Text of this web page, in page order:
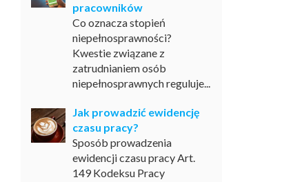
pracowników
Co oznacza stopień
niepełnosprawności?
Kwestie związane z
zatrudnianiem osób
niepełnosprawnych reguluje...
Jak prowadzić ewidencję
czasu pracy?
Sposób prowadzenia
ewidencji czasu pracy Art.
149 Kodeksu Pracy